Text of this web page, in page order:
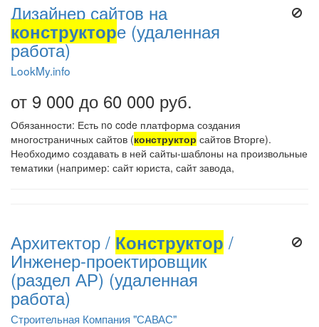
Дизайнер сайтов на
конструкторе (удаленная
работа)
LookMy.info
от 9 000 до 60 000 руб.
Обязанности: Есть no code платформа создания
многостраничных сайтов (конструктор сайтов Вторге).
Необходимо создавать в ней сайты-шаблоны на произвольные
тематики (например: сайт юриста, сайт завода,
Архитектор / Конструктор /
Инженер-проектировщик
(раздел АР) (удаленная
работа)
Строительная Компания "САВАС"